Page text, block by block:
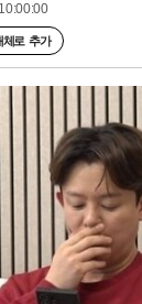
체로 추가